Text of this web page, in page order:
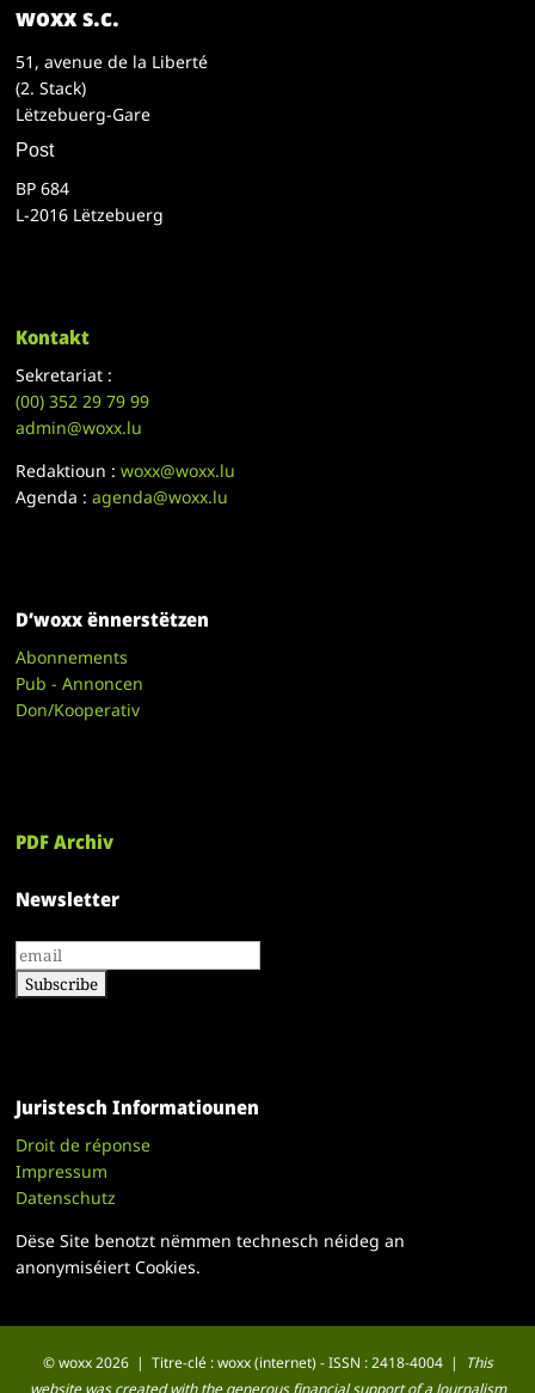
woxx s.c.
51, avenue de la Liberté
(2. Stack)
Lëtzebuerg-Gare
Post
BP 684
L-2016 Lëtzebuerg
Kontakt
Sekretariat :
(00)352 29 79 99
admin@woxx.lu
Redaktioun :woxx@woxx.lu
Agenda :agenda@woxx.lu
D’woxx ënnerstëtzen
Abonnements
Pub - Annoncen
Don/Kooperativ
PDF Archiv
Newsletter
Juristesch Informatiounen
Droit de réponse
Impressum
Datenschutz
Dëse Site benotzt nëmmen technesch néideg an
anonymiséiert Cookies.
© woxx 2026 | Titre-clé : woxx (internet) - ISSN : 2418-4004 |
This